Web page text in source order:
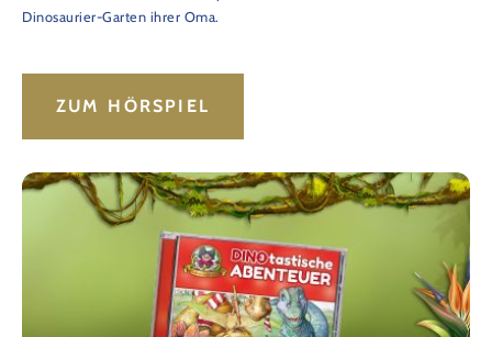
Dinosaurier-Garten ihrer Oma.
ZUM HÖRSPIEL